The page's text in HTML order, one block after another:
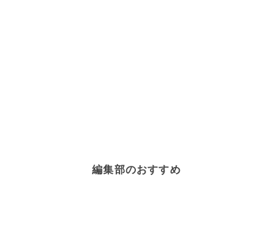
編集部のおすすめ